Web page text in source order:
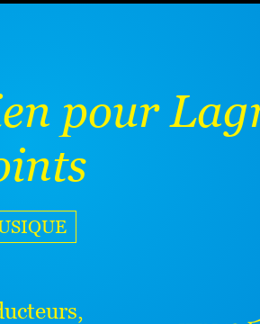
pour